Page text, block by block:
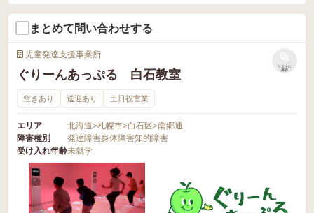
まとめて問い合わせする
児童発達支援事業所
ぐりーんあっぷる 白石教室
リストに
保存
空きあり 送迎あり 土日祝営業
エリア 北海道>札幌市>白石区>南郷通
障害種別
発達障害身体障害知的障害
受け入れ年齢未就学